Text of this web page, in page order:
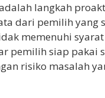
langkah
dari pemilih yang
memenuhi
pemilih siap pakai
risiko masalah